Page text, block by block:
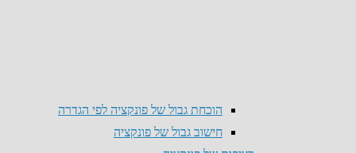
הוכחת גבול של פונקציה לפי הגדרה
חישוב גבול של פונקציה